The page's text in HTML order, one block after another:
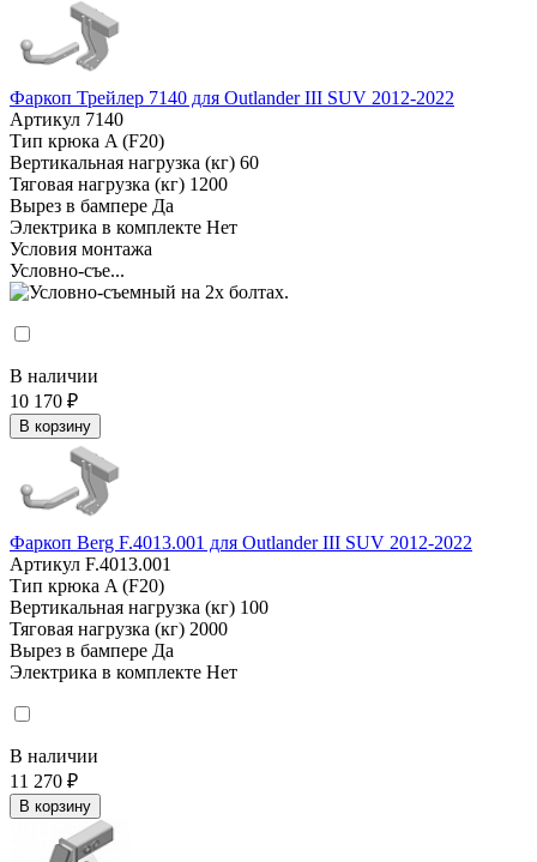
Фаркоп Трейлер 7140 для Outlander III SUV 2012-2022
Артикул 7140
Тип крюка A (F20)
Вертикальная нагрузка (кг) 60
Тяговая нагрузка (кг) 1200
Вырез в бампере Да
Электрика в комплекте Нет
Условия монтажа
Условно-съе...
В наличии
10 170 ₽
В корзину
Фаркоп Berg F.4013.001 для Outlander III SUV 2012-2022
Артикул F.4013.001
Тип крюка A (F20)
Вертикальная нагрузка (кг) 100
Тяговая нагрузка (кг) 2000
Вырез в бампере Да
Электрика в комплекте Нет
В наличии
11 270 ₽
В корзину